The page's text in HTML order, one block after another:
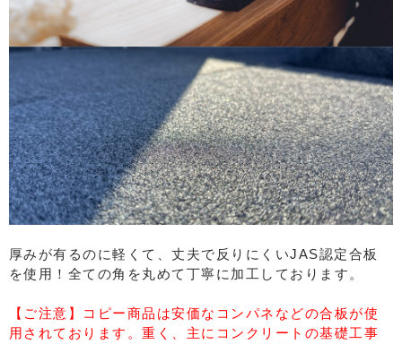
厚みが有るのに軽くて、丈夫で反りにくいJAS認定合板
を使用！全ての角を丸めて丁寧に加工しております。
【ご注意】コピー商品は安価なコンパネなどの合板が使
用されております。重く、主にコンクリートの基礎工事